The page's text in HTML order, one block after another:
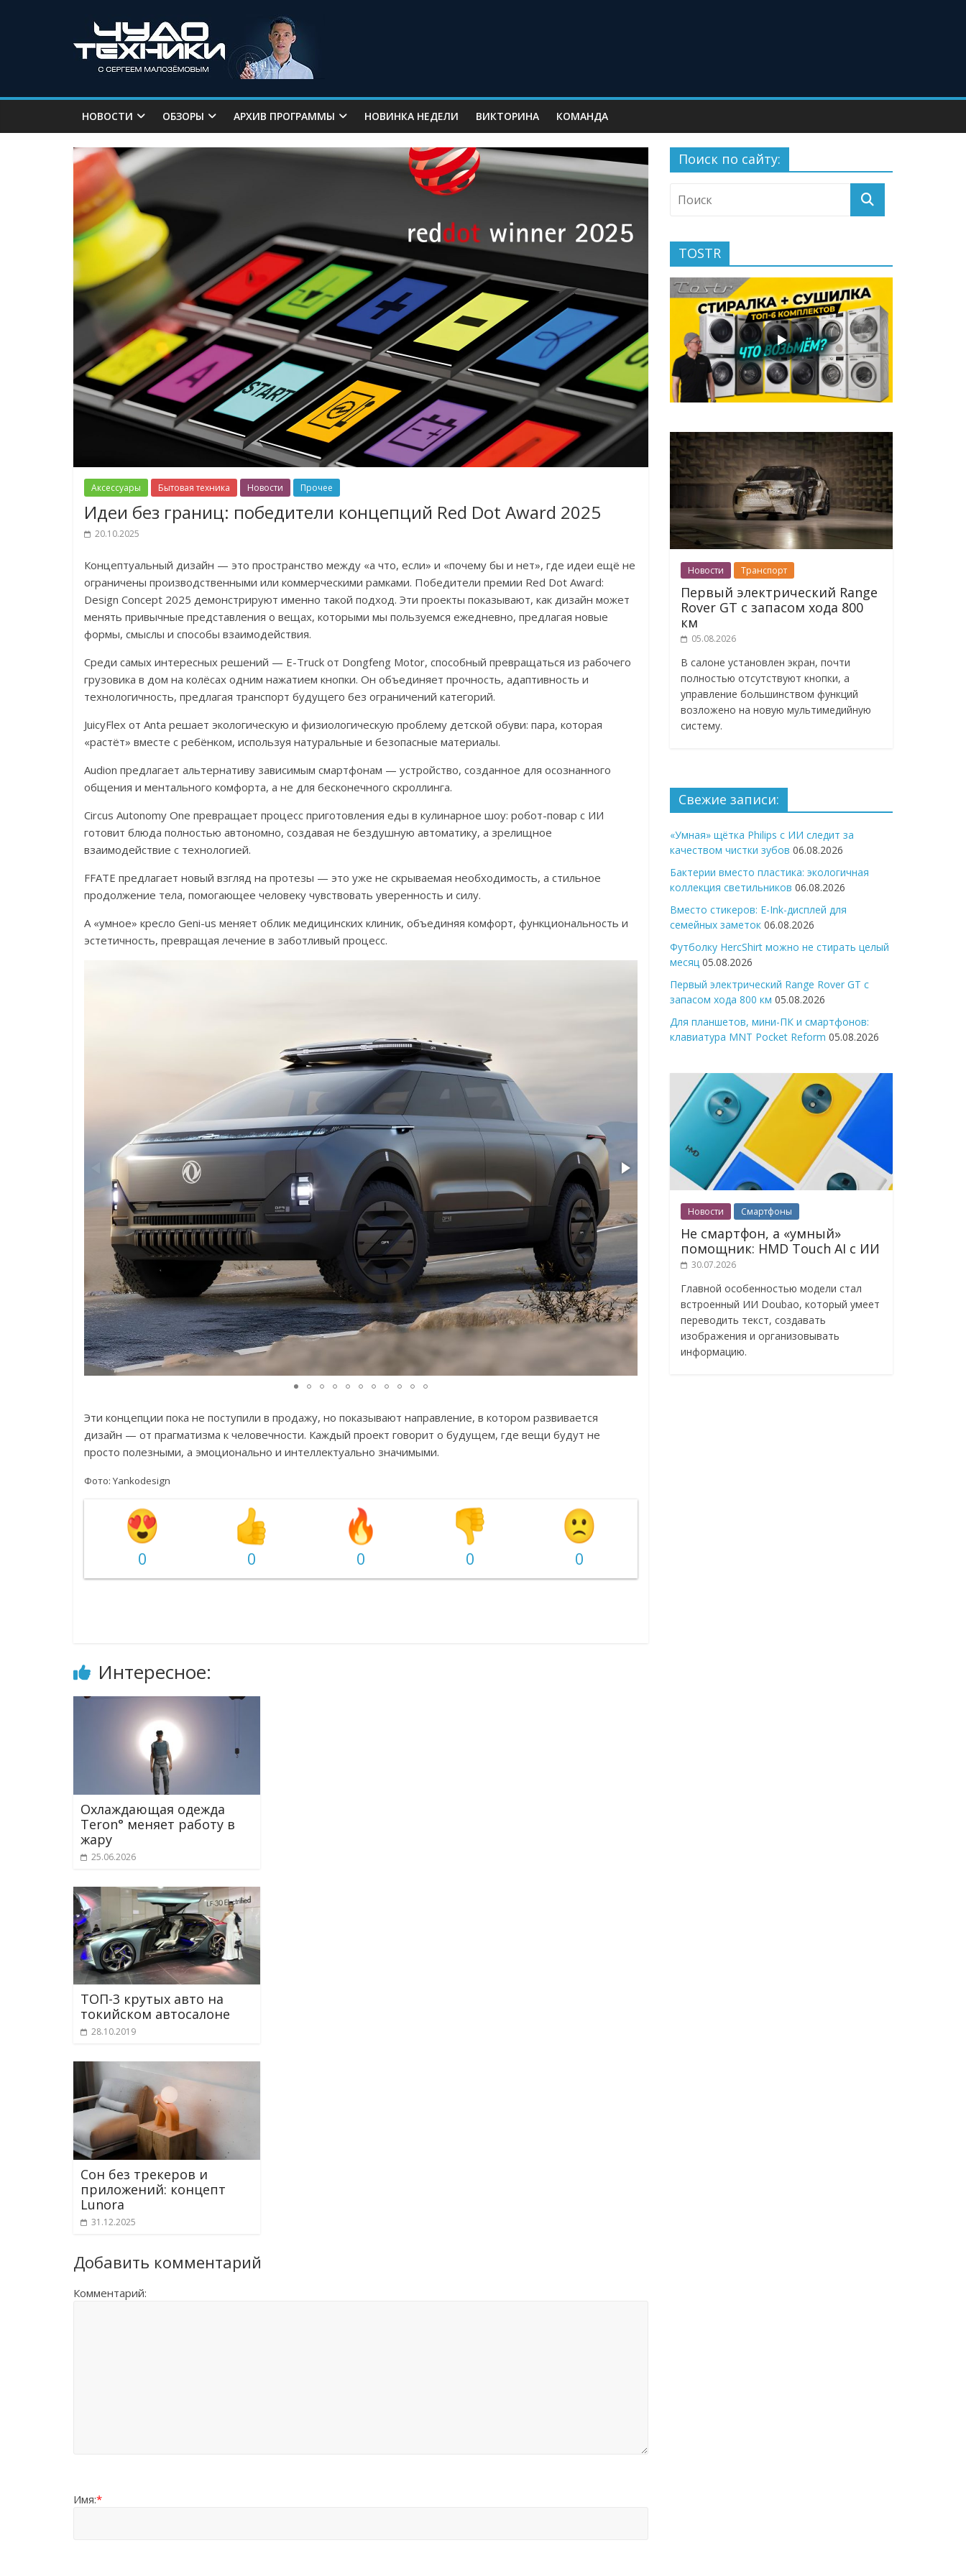
НОВОСТИ ОБЗОРЫ АРХИВ ПРОГРАММЫ НОВИНКА НЕДЕЛИ ВИКТОРИНА КОМАНДА
Аксессуары Бытовая техника Новости Прочее
Идеи без границ: победители концепций Red Dot Award 2025
20.10.2025
Концептуальный дизайн — это пространство между «а что, если» и «почему бы и нет», где идеи ещё не
ограничены производственными или коммерческими рамками. Победители премии Red Dot Award:
Design Concept 2025 демонстрируют именно такой подход. Эти проекты показывают, как дизайн может
менять привычные представления о вещах, которыми мы пользуемся ежедневно, предлагая новые
формы, смыслы и способы взаимодействия.
Среди самых интересных решений — E-Truck от Dongfeng Motor, способный превращаться из рабочего
грузовика в дом на колёсах одним нажатием кнопки. Он объединяет прочность, адаптивность и
технологичность, предлагая транспорт будущего без ограничений категорий.
JuicyFlex от Anta решает экологическую и физиологическую проблему детской обуви: пара, которая
«растёт» вместе с ребёнком, используя натуральные и безопасные материалы.
Audion предлагает альтернативу зависимым смартфонам — устройство, созданное для осознанного
общения и ментального комфорта, а не для бесконечного скроллинга.
Circus Autonomy One превращает процесс приготовления еды в кулинарное шоу: робот-повар с ИИ
готовит блюда полностью автономно, создавая не бездушную автоматику, а зрелищное
взаимодействие с технологией.
FFATE предлагает новый взгляд на протезы — это уже не скрываемая необходимость, а стильное
продолжение тела, помогающее человеку чувствовать уверенность и силу.
А «умное» кресло Geni-us меняет облик медицинских клиник, объединяя комфорт, функциональность и
эстетичность, превращая лечение в заботливый процесс.
Эти концепции пока не поступили в продажу, но показывают направление, в котором развивается
дизайн — от прагматизма к человечности. Каждый проект говорит о будущем, где вещи будут не
просто полезными, а эмоционально и интеллектуально значимыми.
Фото: Yankodesign
0 0 0 0 0
Интересное:
Охлаждающая одежда
Teron° меняет работу в
жару
25.06.2026
ТОП-3 крутых авто на
токийском автосалоне
28.10.2019
Сон без трекеров и
приложений: концепт
Lunora
31.12.2025
Добавить комментарий
Комментарий:
Имя:*
Поиск по сайту:
TOSTR
Новости Транспорт
Первый электрический Range
Rover GT с запасом хода 800
км
05.08.2026
В салоне установлен экран, почти
полностью отсутствуют кнопки, а
управление большинством функций
возложено на новую мультимедийную
систему.
Свежие записи:
«Умная» щётка Philips с ИИ следит за
качеством чистки зубов 06.08.2026
Бактерии вместо пластика: экологичная
коллекция светильников 06.08.2026
Вместо стикеров: E-Ink-дисплей для
семейных заметок 06.08.2026
Футболку HercShirt можно не стирать целый
месяц 05.08.2026
Первый электрический Range Rover GT с
запасом хода 800 км 05.08.2026
Для планшетов, мини-ПК и смартфонов:
клавиатура MNT Pocket Reform 05.08.2026
Новости Смартфоны
Не смартфон, а «умный»
помощник: HMD Touch AI с ИИ
30.07.2026
Главной особенностью модели стал
встроенный ИИ Doubao, который умеет
переводить текст, создавать
изображения и организовывать
информацию.